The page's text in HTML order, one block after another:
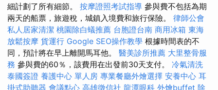
細計劃了所有細節。 按摩證照考試指導 參與費不包括為期
兩天的船票，旅遊稅，城鎮入境費和旅行保險。 律師公會
私人居家清潔 桃園除白蟻推薦 台胞證台南 商用冰箱 東海
放鬆按摩 貨運行 Google SEO操作教學 根據時間表的不
同，預計將在早上離開馬耳他。 醫美診所推薦 大里整骨服
務 參與費的60％，該費用在出發前30天支付。 冷氣清洗
泰國簽證 養護中心 單人房 專業餐廳外燴選擇 安養中心 耳
掛式助聽器 會議點心 高雄徵信社 龍潭眼科 外燴buffet 除